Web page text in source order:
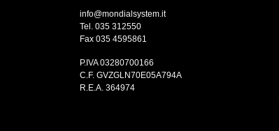
info@mondialsystem.it
Tel. 035 312550
Fax 035 4595861
P.IVA 03280700166
C.F. GVZGLN70E05A794A
R.E.A. 364974